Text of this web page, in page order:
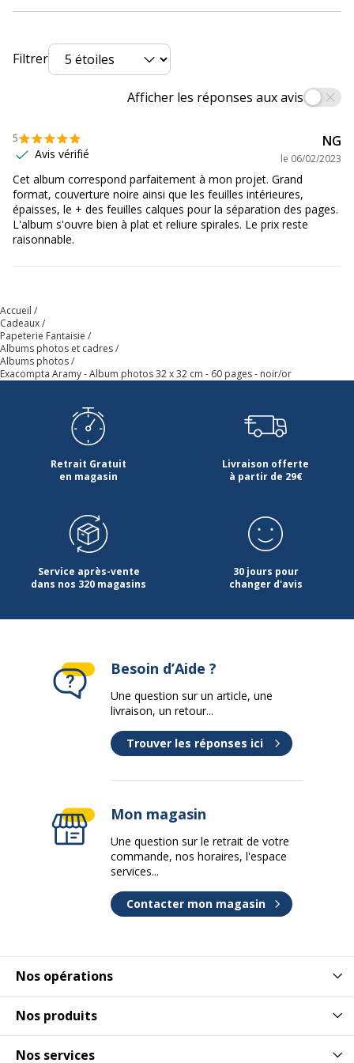
Poids du produit 1.29 kg
Filtrer
Afficher les réponses aux avis
5
Avis vérifié
NG
le 06/02/2023
Cet album correspond parfaitement à mon projet. Grand
format, couverture noire ainsi que les feuilles intérieures,
épaisses, le + des feuilles calques pour la séparation des pages.
L'album s'ouvre bien à plat et reliure spirales. Le prix reste
raisonnable.
Accueil
Cadeaux
Papeterie Fantaisie
Albums photos et cadres
Albums photos
Exacompta Aramy - Album photos 32 x 32 cm - 60 pages - noir/or
Retrait Gratuit
en magasin
Livraison offerte
à partir de 29€
Service après-vente
dans nos 320 magasins
30 jours pour
changer d'avis
Nos opérations
Nos produits
Nos services
Besoin d’Aide ?
Une question sur un article, une
livraison, un retour...
Trouver les réponses ici
Mon magasin
Une question sur le retrait de votre
commande, nos horaires, l'espace
services...
Contacter mon magasin